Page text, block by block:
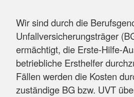
Wir sind durch die
Unfallversicherungsträger
ermächtigt, die Erste-Hilfe-
betriebliche Ersthelfer
Fällen werden die Kosten
zuständige BG bzw. UVT